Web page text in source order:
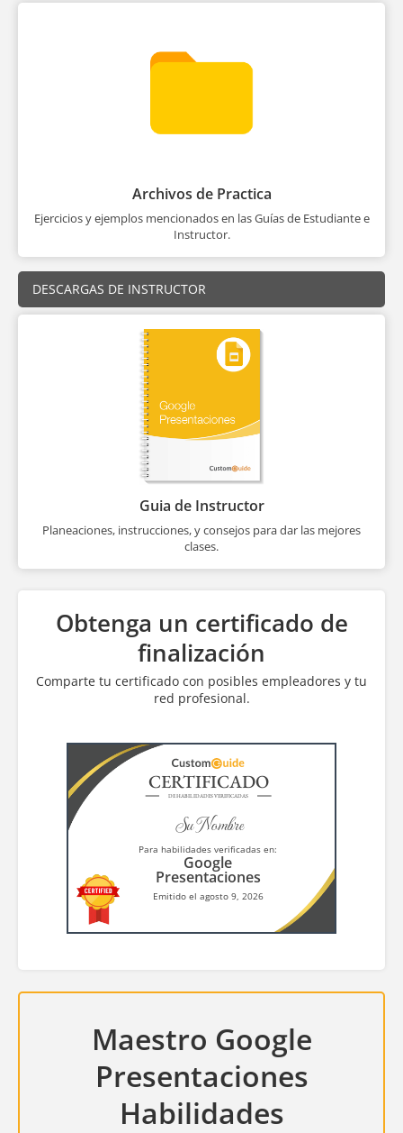
Archivos de Practica
Ejercicios y ejemplos mencionados en las Guías de Estudiante e
Instructor.
DESCARGAS DE INSTRUCTOR
Guia de Instructor
Planeaciones, instrucciones, y consejos para dar las mejores
clases.
Obtenga un certificado de
finalización
Comparte tu certificado con posibles empleadores y tu
red profesional.
CERTIFICADO
DE HABILIDADES VERIFICADAS
Su Nombre
Para habilidades verificadas en:
Google
Presentaciones
Emitido el agosto 9, 2026
Maestro Google
Presentaciones
Habilidades